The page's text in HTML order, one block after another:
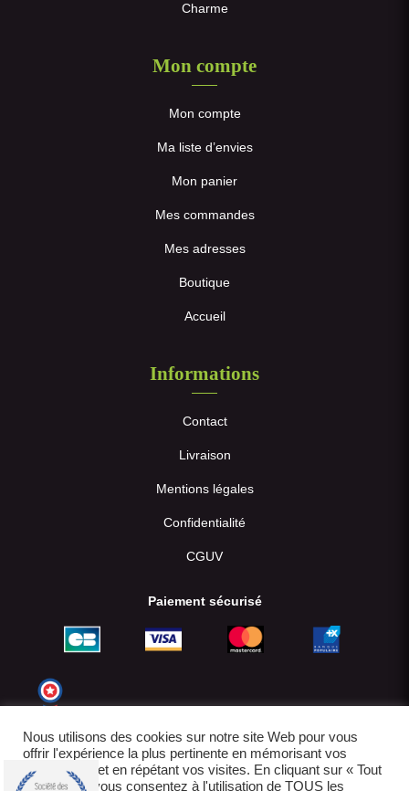
Charme
Mon compte
Mon compte
Ma liste d’envies
Mon panier
Mes commandes
Mes adresses
Boutique
Accueil
Informations
Contact
Livraison
Mentions légales
Confidentialité
CGUV
Paiement sécurisé
Nous utilisons des cookies sur notre site Web pour vous
offrir l'expérience la plus pertinente en mémorisant vos
préférences et en répétant vos visites. En cliquant sur « Tout
accepter », vous consentez à l'utilisation de TOUS les